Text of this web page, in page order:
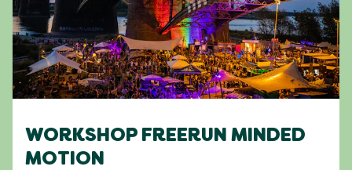
WORKSHOP FREERUN MINDED
MOTION